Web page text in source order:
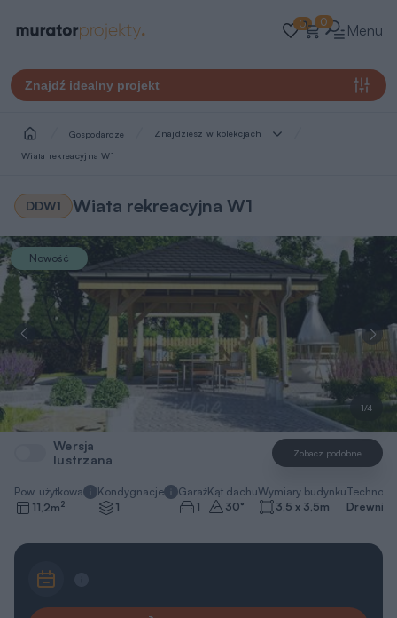
0 0 Menu
Znajdź idealny projekt
Gospodarcze Znajdziesz w kolekcjach
Wiata rekreacyjna W1
DDW1 Wiata rekreacyjna W1
1/4
Nowość
Wersja
lustrzana
Zobacz podobne
Pow. użytkowa
11,2m2
Kondygnacje
1
Garaż
1
Kąt dachu
30°
Wymiary budynku
3,5 x 3,5m